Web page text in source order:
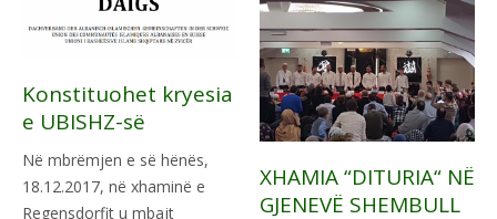
Konstituohet kryesia
e UBISHZ-së
Në mbrëmjen e së hënës,
18.12.2017, në xhaminë e
Regensdorfit u mbajt
XHAMIA “DITURIA“ NË
GJENEVË SHEMBULL